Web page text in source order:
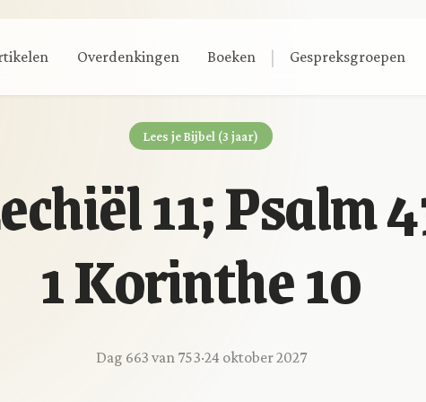
Overdenkingen Boeken | Gespreksgroepen
Lees je Bijbel (3 jaar)
11; Psalm
1 Korinthe 10
Dag 663 van 753·24 oktober 2027